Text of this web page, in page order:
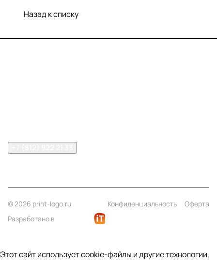
Назад к списку
© 2026 print-logo.ru Конфиденциальность
Оферта
Разработано в
Этот сайт использует cookie-файлы и другие технологии,